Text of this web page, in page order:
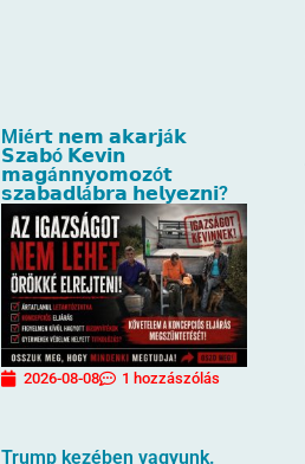
M𝗶é𝗿𝘁 𝗻𝗲𝗺 𝗮𝗸𝗮𝗿𝗷á𝗸
𝗦𝘇𝗮𝗯ó 𝗞𝗲𝘃𝗶𝗻
𝗺𝗮𝗴á𝗻𝗻𝘆𝗼𝗺𝗼𝘇ó𝘁
𝘀𝘇𝗮𝗯𝗮𝗱𝗹á𝗯𝗿𝗮 𝗵𝗲𝗹𝘆𝗲𝘇𝗻𝗶?
2026-08-08 1 hozzászólás
Trump kezében vagyunk.